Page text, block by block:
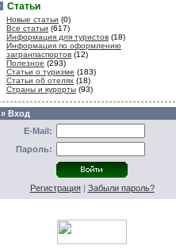
Статьи
Новые статьи (0)
Все статьи (617)
Информация для туристов (18)
Информация по оформлению
загранпаспортов (12)
Полезное (293)
Статьи о туризме (183)
Статьи об отелях (18)
Страны и курорты (93)
» Вход
E-Mail:
Пароль:
Регистрация| Забыли пароль?